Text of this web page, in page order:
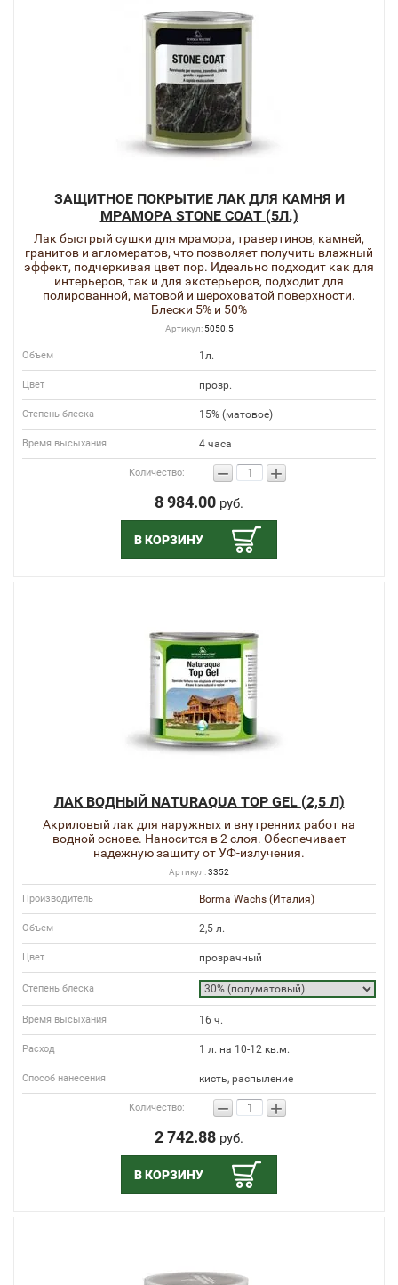
ЗАЩИТНОЕ ПОКРЫТИЕ ЛАК ДЛЯ КАМНЯ И
МРАМОРА STONE COAT (5Л.)
Лак быстрый сушки для мрамора, травертинов, камней,
гранитов и агломератов, что позволяет получить влажный
эффект, подчеркивая цвет пор. Идеально подходит как для
интерьеров, так и для экстерьеров, подходит для
полированной, матовой и шероховатой поверхности.
Блески 5% и 50%
Артикул:5050.5
Объем 1л.
Цвет прозр.
Степень блеска 15% (матовое)
Время высыхания 4 часа
Количество: − +
8 984.00 руб.
В КОРЗИНУ
ЛАК ВОДНЫЙ NATURAQUA TOP GEL (2,5 Л)
Акриловый лак для наружных и внутренних работ на
водной основе. Наносится в 2 слоя. Обеспечивает
надежную защиту от УФ-излучения.
Артикул:3352
Производитель Borma Wachs (Италия)
Объем 2,5 л.
Цвет прозрачный
Степень блеска
Время высыхания 16 ч.
Расход 1 л. на 10-12 кв.м.
Способ нанесения кисть, распыление
Количество: − +
2 742.88 руб.
В КОРЗИНУ